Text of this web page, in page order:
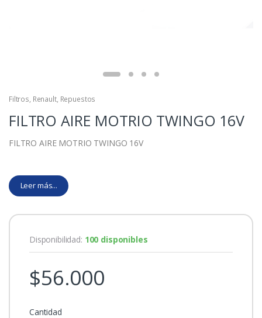
Filtros, Renault, Repuestos
FILTRO AIRE MOTRIO TWINGO 16V
FILTRO AIRE MOTRIO TWINGO 16V
Leer más...
Disponibilidad: 100 disponibles
$56.000
Cantidad